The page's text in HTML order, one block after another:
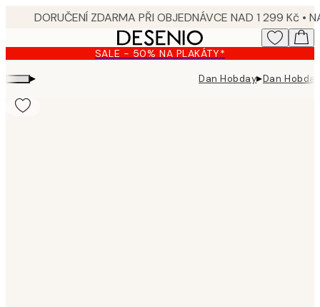
content.
SALE - 50% NA PLAKÁTY*
▸ Dan Hobday▸Dan